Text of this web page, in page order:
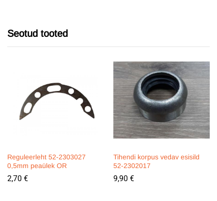
Seotud tooted
Reguleerleht 52-2303027
0,5mm peaülek OR
2,70 €
Tihendi korpus vedav esisild
52-2302017
9,90 €